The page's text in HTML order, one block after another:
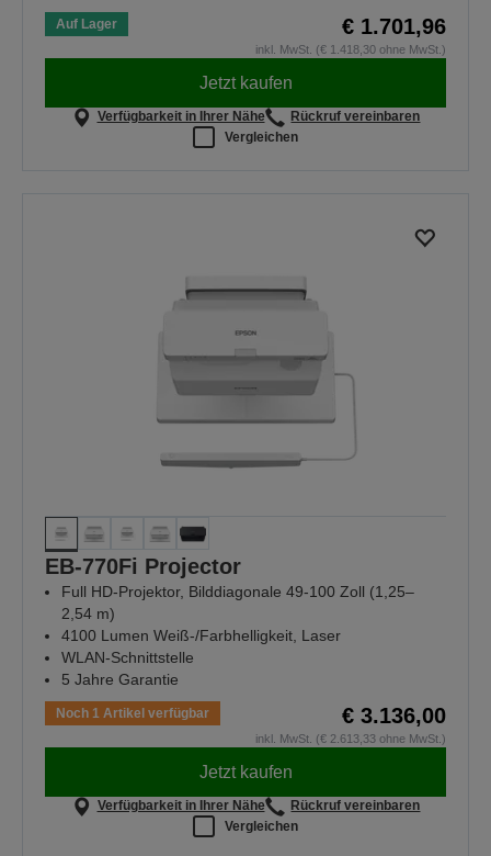
Auf Lager € 1.701,96
inkl. MwSt. (€ 1.418,30 ohne MwSt.)
Jetzt kaufen
Verfügbarkeit in Ihrer Nähe
Rückruf vereinbaren
Vergleichen
EB-770Fi Projector
Full HD-Projektor, Bilddiagonale 49-100 Zoll (1,25–
2,54 m)
4100 Lumen Weiß-/Farbhelligkeit, Laser
WLAN-Schnittstelle
5 Jahre Garantie
Noch 1 Artikel verfügbar € 3.136,00
inkl. MwSt. (€ 2.613,33 ohne MwSt.)
Jetzt kaufen
Verfügbarkeit in Ihrer Nähe
Rückruf vereinbaren
Vergleichen